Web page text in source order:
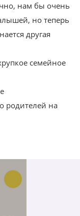
нам бы очень
но теперь
другая
семейное
родителей на